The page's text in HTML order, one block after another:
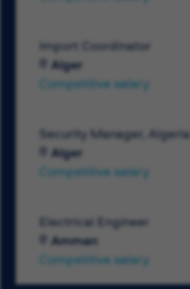
Import Coordinator
Alger
Competitive salary
Security Manager, Algeria
Alger
Competitive salary
Electrical Engineer
Amman
Competitive salary